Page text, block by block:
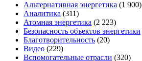
Альтернативная энергетика (1 900)
Аналитика (311)
Атомная энергетика (2 223)
Безопасность объектов энергетики
Благотворительность (20)
Видео (229)
Вспомогательные отрасли (320)